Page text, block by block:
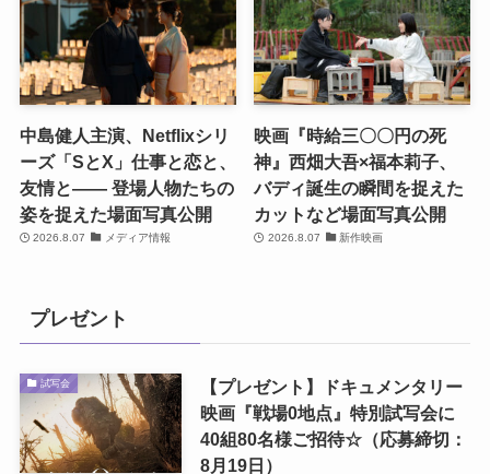
中島健人主演、Netflixシリ
ーズ「SとX」仕事と恋と、
友情と―― 登場人物たちの
姿を捉えた場面写真公開
2026.8.07 メディア情報
映画『時給三〇〇円の死
神』西畑大吾×福本莉子、
バディ誕生の瞬間を捉えた
カットなど場面写真公開
2026.8.07 新作映画
プレゼント
試写会
【プレゼント】ドキュメンタリー
映画『戦場0地点』特別試写会に
40組80名様ご招待☆（応募締切：
8月19日）